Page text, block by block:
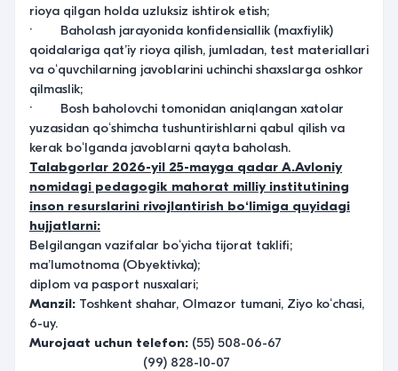
rioya qilgan holda uzluksiz ishtirok etish;
· Baholash jarayonida konfidensiallik (maxfiylik)
qoidalariga qatʼiy rioya qilish, jumladan, test materiallari
va oʻquvchilarning javoblarini uchinchi shaxslarga oshkor
qilmaslik;
· Bosh baholovchi tomonidan aniqlangan xatolar
yuzasidan qoʻshimcha tushuntirishlarni qabul qilish va
kerak boʻlganda javoblarni qayta baholash.
Talabgorlar 2026-yil 25-mayga qadar A.Avloniy
nomidagi pedagogik mahorat milliy institutining
inson resurslarini rivojlantirish boʻlimiga quyidagi
hujjatlarni:
Belgilangan vazifalar boʻyicha tijorat taklifi;
maʼlumotnoma (Obyektivka);
diplom va pasport nusxalari;
Manzil: Toshkent shahar, Olmazor tumani, Ziyo koʻchasi,
6-uy.
Murojaat uchun telefon: (55) 508-06-67
(99) 828-10-07